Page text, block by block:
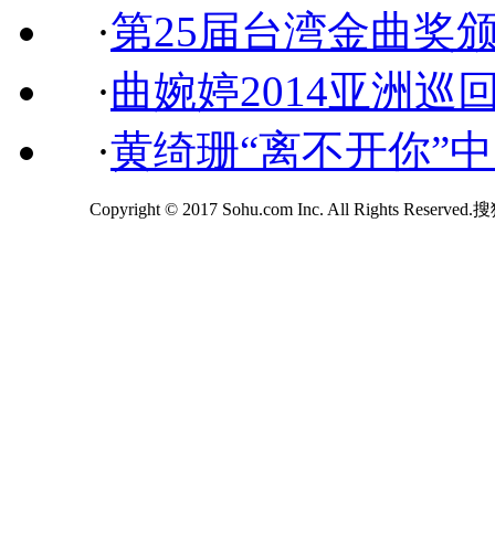
·第25届台湾金曲奖
·曲婉婷2014亚洲巡
·黄绮珊“离不开你”
Copyright © 2017 Sohu.com Inc. All Rights Reserved.